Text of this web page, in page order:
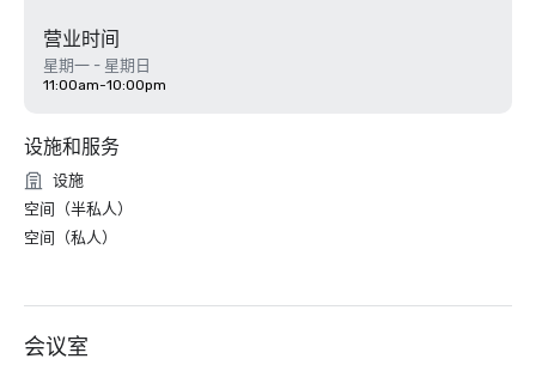
营业时间
星期一 - 星期日
11:00am-10:00pm
设施和服务
设施
空间（半私人）
空间（私人）
会议室